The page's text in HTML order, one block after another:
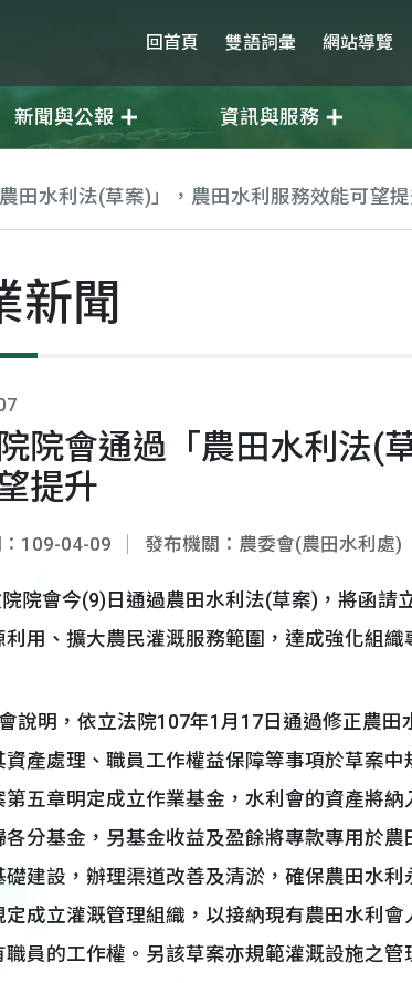
回首頁 雙語詞彙 網站導覽
新聞與公報 資訊與服務
田水利法(草案)」，農田水利服務效能可望
新聞
院會通過「農田水利法(
提升
109-04-09 發布機關：農委會(農田水利處)
會今(9)日通過農田水利法(草案)，將函請
利用、擴大農民灌溉服務範圍，達成強化組織
明，依立法院107年1月17日通過修正農田
資產處理、職員工作權益保障等事項於草案
第五章明定成立作業基金，水利會的資產將
各分基金，另基金收益及盈餘將專款專用於
礎建設，辦理渠道改善及清淤，確保農田水
定成立灌溉管理組織，以接納現有農田水利
職員的工作權。另該草案亦規範灌溉設施之